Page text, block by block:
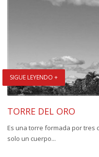
SIGUE LEYENDO +
TORRE DEL ORO
Es una torre formada por tres
solo un cuerpo...